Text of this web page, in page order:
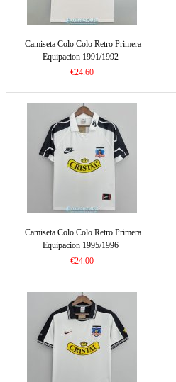
Camiseta Colo Colo Retro Primera
Equipacion 1991/1992
€24.60
Camiseta Colo Colo Retro Primera
Equipacion 1995/1996
€24.00